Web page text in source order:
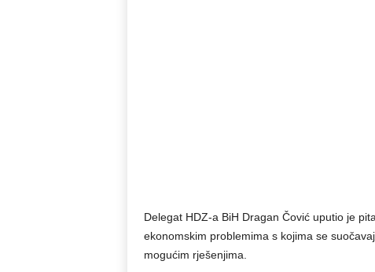
Delegat HDZ-a BiH Dragan Čović uputio je
ekonomskim problemima s kojima se
mogućim rješenjima.